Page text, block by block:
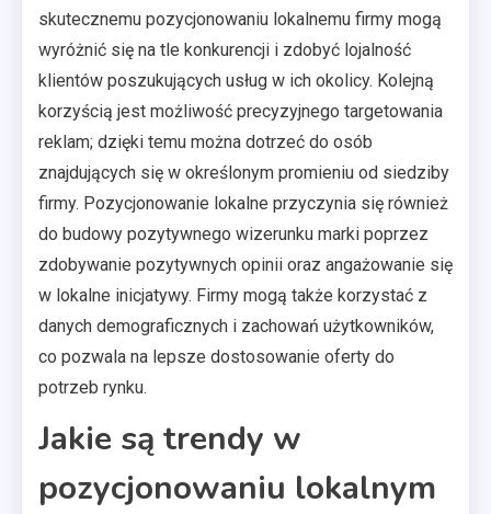
skutecznemu pozycjonowaniu lokalnemu firmy mogą
wyróżnić się na tle konkurencji i zdobyć lojalność
klientów poszukujących usług w ich okolicy. Kolejną
korzyścią jest możliwość precyzyjnego targetowania
reklam; dzięki temu można dotrzeć do osób
znajdujących się w określonym promieniu od siedziby
firmy. Pozycjonowanie lokalne przyczynia się również
do budowy pozytywnego wizerunku marki poprzez
zdobywanie pozytywnych opinii oraz angażowanie się
w lokalne inicjatywy. Firmy mogą także korzystać z
danych demograficznych i zachowań użytkowników,
co pozwala na lepsze dostosowanie oferty do
potrzeb rynku.
Jakie są trendy w
pozycjonowaniu lokalnym